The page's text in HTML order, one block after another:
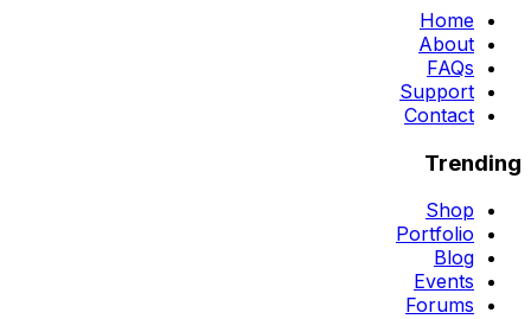
Home
About
FAQs
Support
Contact
Trending
Shop
Portfolio
Blog
Events
Forums